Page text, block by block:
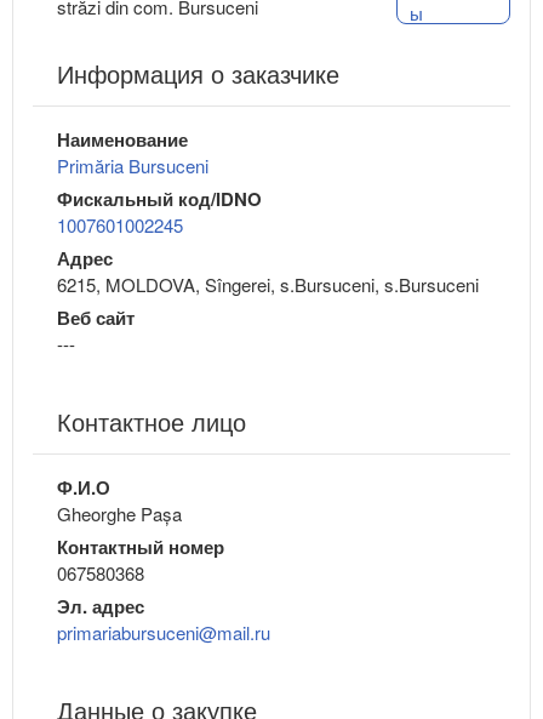
străzi din com. Bursuceni ы
Информация о заказчике
Наименование
Primăria Bursuceni
Фискальный код/IDNO
1007601002245
Адрес
6215, MOLDOVA, Sîngerei, s.Bursuceni, s.Bursuceni
Веб сайт
---
Контактное лицо
Ф.И.О
Gheorghe Pașa
Контактный номер
067580368
Эл. адрес
primariabursuceni@mail.ru
Данные о закупке